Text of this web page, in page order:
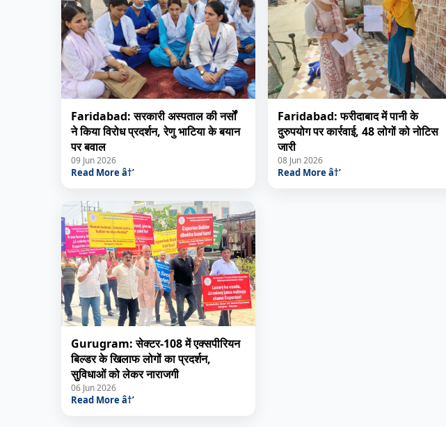
Faridabad: सरकारी अस्पताल की नर्सों
ने किया विरोध प्रदर्शन, रेणु भाटिया के बयान
पर बवाल
09 Jun 2026
Read More â†’
Faridabad: फरीदाबाद में पानी के
दुरुपयोग पर कार्रवाई, 48 लोगों को नोटिस
जारी
08 Jun 2026
Read More â†’
Gurugram: सेक्टर-108 में एक्सपीरियन
बिल्डर के खिलाफ लोगों का प्रदर्शन,
सुविधाओं को लेकर नाराजगी
06 Jun 2026
Read More â†’